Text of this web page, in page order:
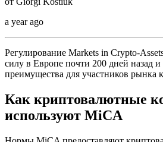
a year ago
Регулирование Markets in Crypto-
силу в Европе почти 200 дней назад и
преимущества для участников рынка
Как криптовалютные
используют MiCA